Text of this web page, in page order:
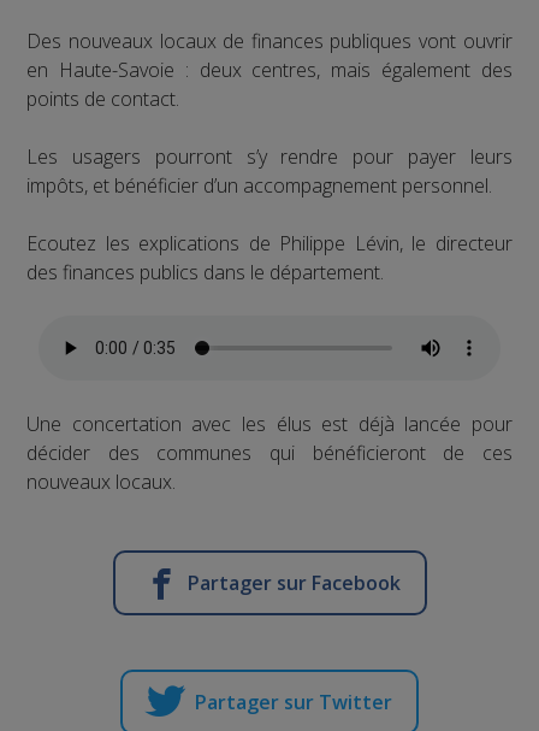
Des nouveaux locaux de finances publiques vont ouvrir
en Haute-Savoie : deux centres, mais également des
points de contact.
Les usagers pourront s’y rendre pour payer leurs
impôts, et bénéficier d’un accompagnement personnel.
Ecoutez les explications de Philippe Lévin, le directeur
des finances publics dans le département.
Une concertation avec les élus est déjà lancée pour
décider des communes qui bénéficieront de ces
nouveaux locaux.
Partager sur Facebook
Partager sur Twitter